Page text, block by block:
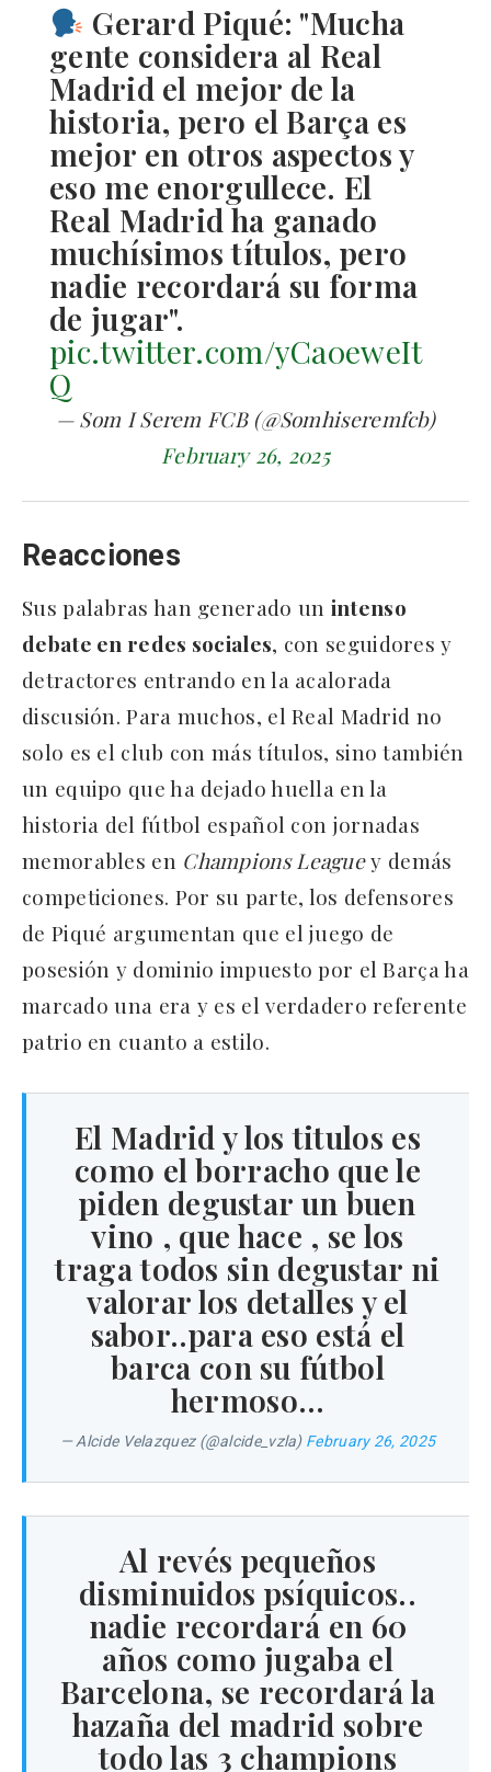
Gerard Piqué: "Mucha
gente considera al Real
Madrid el mejor de la
historia, pero el Barça es
mejor en otros aspectos y
eso me enorgullece. El
Real Madrid ha ganado
muchísimos títulos, pero
nadie recordará su forma
de jugar".
pic.twitter.com/yCa0eweIt
Q
— Som I Serem FCB (@Somhiseremfcb)
February 26, 2025
Reacciones
Sus palabras han generado un intenso
debate en redes sociales, con seguidores y
detractores entrando en la acalorada
discusión. Para muchos, el Real Madrid no
solo es el club con más títulos, sino también
un equipo que ha dejado huella en la
historia del fútbol español con jornadas
memorables en Champions Leaguey demás
competiciones. Por su parte, los defensores
de Piqué argumentan que el juego de
posesión y dominio impuesto por el Barça ha
marcado una era y es el verdadero referente
patrio en cuanto a estilo.
El Madrid y los titulos es
como el borracho que le
piden degustar un buen
vino , que hace , se los
traga todos sin degustar ni
valorar los detalles y el
sabor..para eso está el
barca con su fútbol
hermoso…
— Alcide Velazquez (@alcide_vzla) February 26, 2025
Al revés pequeños
disminuidos psíquicos..
nadie recordará en 60
años como jugaba el
Barcelona, se recordará la
hazaña del madrid sobre
todo las 3 champions